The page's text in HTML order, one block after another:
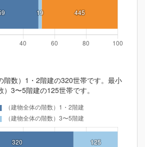
階数）1・2階建の320世帯です。最小
3〜5階建の125世帯です。